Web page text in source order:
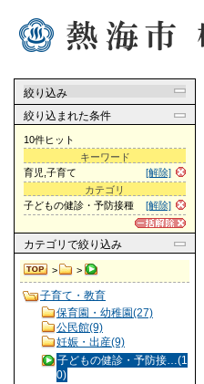
絞り込み
絞り込まれた条件
10件ヒット
キーワード
[解除]
育児,子育て
カテゴリ
[解除]
子どもの健診・予防接種
カテゴリ で絞り込み
> >
子育て・教育
保育園・幼稚園(27)
公民館(9)
妊娠・出産(9)
子どもの健診・予防接…(1
0)